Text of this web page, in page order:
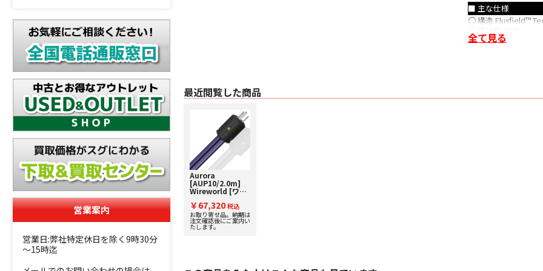
営業案内
営業日:弊社特定休日を除く9時30分
～15時迄
■ 主な仕様
〇 構造 Fluxfield™
〇 ゲージ（太さ）
全て見る
最近閲覧した商品
Aurora
[AUP10/2.0m]
Wireworld [ワイ
ヤーワールド] 電
源ケーブル 下取り
査定額20%アップ
実施中！
￥67,320 税込
お取り寄せ品。納期は
注文確認後にご案内い
たします。